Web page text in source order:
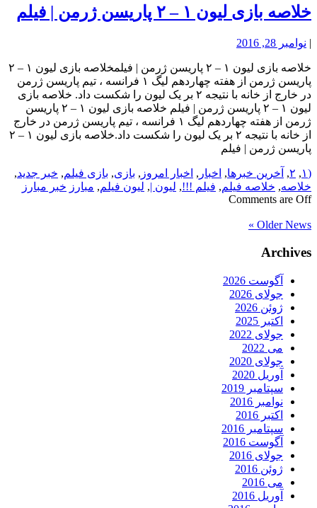
خلاصه بازی لیون ۱ – ۲ پاریسن ژرمن | فیلم
| نوامبر 28, 2016
خلاصه بازی لیون ۱ – ۲ پاریسن ژرمن | فیلمخلاصه بازی لیون ۱ – ۲
پاریسن ژرمن از هفته چهاردهم لیگ ۱ فرانسه ، تیم پاریسن ژرمن
در خارج از خانه با نتیجه ۲ بر یک لیون را شکست داد. خلاصه بازی
لیون ۱ – ۲ پاریسن ژرمن | فیلم خلاصه بازی لیون ۱ – ۲ پاریسن
ژرمن از هفته چهاردهم لیگ ۱ فرانسه ، تیم پاریسن ژرمن در خارج
از خانه با نتیجه ۲ بر یک لیون را شکست داد.خلاصه بازی لیون ۱ – ۲
پاریسن ژرمن | فیلم
(۱ , ۲, آخرین خبرها, اخبار , اخبار امروز , بازی, بازی فیلم, خبر جدید,
خلاصه, خلاصه فیلم, فیلم !!!, لیون |, لیون فیلم, مبارز خبر مبارز
Comments are Off
Older News »
Archives
آگوست 2026
جولای 2026
ژوئن 2026
اکتبر 2025
جولای 2022
می 2022
جولای 2020
آوریل 2020
سپتامبر 2019
نوامبر 2016
اکتبر 2016
سپتامبر 2016
آگوست 2016
جولای 2016
ژوئن 2016
می 2016
آوریل 2016